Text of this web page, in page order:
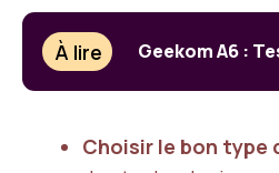
À lire Geekom A6 :
Choisir le bon type